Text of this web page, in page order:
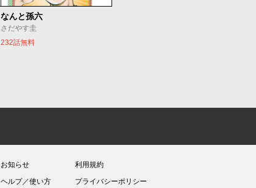
なんと孫六
さだやす圭
232話無料
お知らせ
ヘルプ／使い方
利用規約
プライバシーポリシー